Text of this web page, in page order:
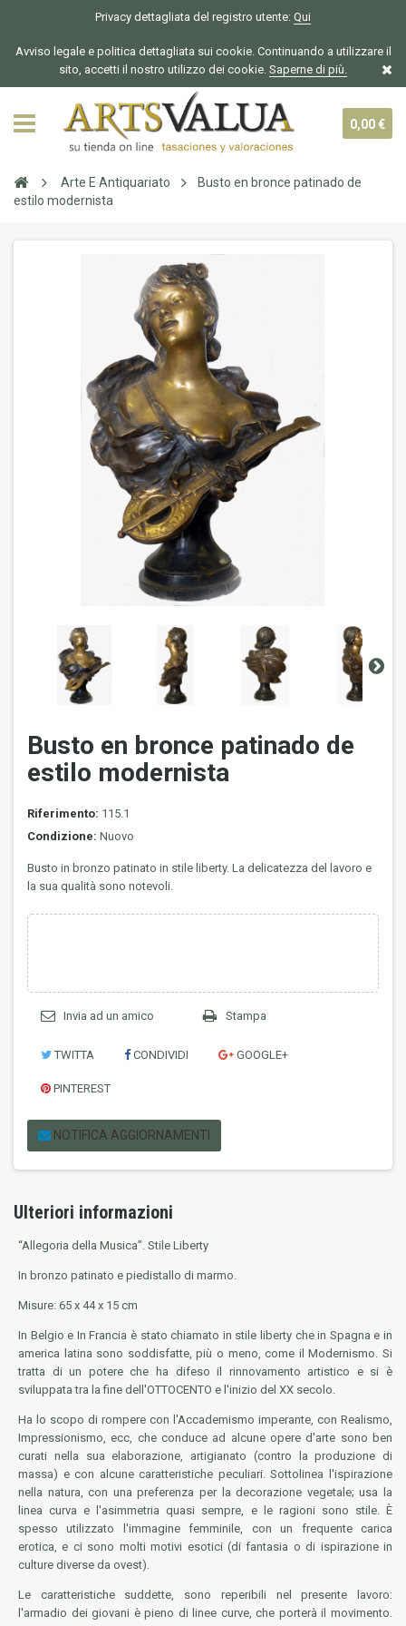
Privacy dettagliata del registro utente: Qui
Avviso legale e politica dettagliata sui cookie. Continuando a utilizzare il
sito, accetti il nostro utilizzo dei cookie. Saperne di più.
0,00 €
Arte E Antiquariato
Busto en bronce patinado de
estilo modernista
Busto en bronce patinado de
estilo modernista
Riferimento: 115.1
Condizione: Nuovo
Busto in bronzo patinato in stile liberty. La delicatezza del lavoro e
la sua qualità sono notevoli.
Invia ad un amico Stampa
TWITTA CONDIVIDI GOOGLE+
PINTEREST
NOTIFICA AGGIORNAMENTI
Ulteriori informazioni
“Allegoria della Musica”. Stile Liberty
In bronzo patinato e piedistallo di marmo.
Misure: 65 x 44 x 15 cm
In Belgio e In Francia è stato chiamato in stile liberty che in Spagna e in
america latina sono soddisfatte, più o meno, come il Modernismo. Si
tratta di un potere che ha difeso il rinnovamento artistico e si è
sviluppata tra la fine dell'OTTOCENTO e l'inizio del XX secolo.
Ha lo scopo di rompere con l'Accademismo imperante, con Realismo,
Impressionismo, ecc, che conduce ad alcune opere d'arte sono ben
curati nella sua elaborazione, artigianato (contro la produzione di
massa) e con alcune caratteristiche peculiari. Sottolinea l'ispirazione
nella natura, con una preferenza per la decorazione vegetale; usa la
linea curva e l'asimmetria quasi sempre, e le ragioni sono stile. È
spesso utilizzato l'immagine femminile, con un frequente carica
erotica, e ci sono molti motivi esotici (di fantasia o di ispirazione in
culture diverse da ovest).
Le caratteristiche suddette, sono reperibili nel presente lavoro:
l'armadio dei giovani è pieno di linee curve, che porterà il movimento.